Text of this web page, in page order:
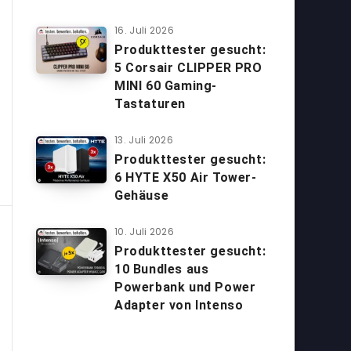
16. Juli 2026
Produkttester gesucht:
5 Corsair CLIPPER PRO
MINI 60 Gaming-
Tastaturen
13. Juli 2026
Produkttester gesucht:
6 HYTE X50 Air Tower-
Gehäuse
10. Juli 2026
Produkttester gesucht:
10 Bundles aus
Powerbank und Power
Adapter von Intenso